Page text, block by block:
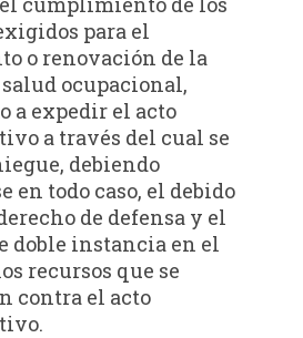
para el
o renovación de la
ocupacional,
a expedir el acto
a través del cual se
debiendo
en todo caso, el debido
de defensa y el
doble instancia en el
recursos que se
contra el acto